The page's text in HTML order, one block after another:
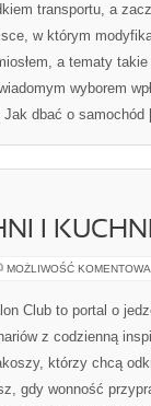
transportu, a
w którym
a tematy
wyborem
Jak dbać o
I
MOŻLIWOŚĆ
Club to portal o
z codzienną
którzy chcą
gdy wonność